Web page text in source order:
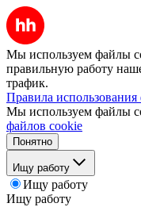
Мы используем файлы
правильную работу
трафик.
Правила
Мы используем файлы
файлов cookie
Понятно
Ищу работу
Ищу работу
Ищу работу